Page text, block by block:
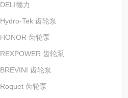
DELI德力
Hydro-Tek 齿轮泵
HONOR 齿轮泵
REXPOWER 齿轮泵
BREVINI 齿轮泵
Roquet 齿轮泵